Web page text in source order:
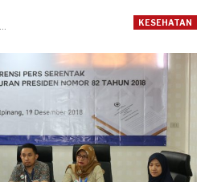
KESEHATAN